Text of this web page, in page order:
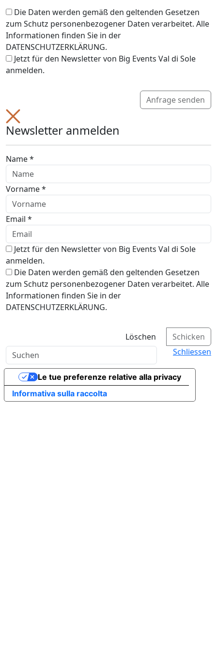
Die Daten werden gemäß den geltenden Gesetzen
zum Schutz personenbezogener Daten verarbeitet. Alle
Informationen finden Sie in der
DATENSCHUTZERKLÄRUNG.
Jetzt für den Newsletter von Big Events Val di Sole
anmelden.
Anfrage senden
Newsletter anmelden
Name *
Vorname *
Email *
Jetzt für den Newsletter von Big Events Val di Sole
anmelden.
Die Daten werden gemäß den geltenden Gesetzen
zum Schutz personenbezogener Daten verarbeitet. Alle
Informationen finden Sie in der
DATENSCHUTZERKLÄRUNG.
Löschen
Schicken
Schliessen
Informativa sulla raccolta
Le tue preferenze relative alla privacy